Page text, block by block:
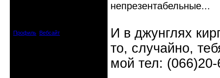
Профиль Вебсайт
непрезентабельные...
И в джунглях
то, случайно,
мой тел: